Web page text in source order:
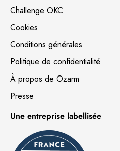
Challenge OKC
Cookies
Conditions générales
Politique de confidentialité
À propos de Ozarm
Presse
Une entreprise labellisée